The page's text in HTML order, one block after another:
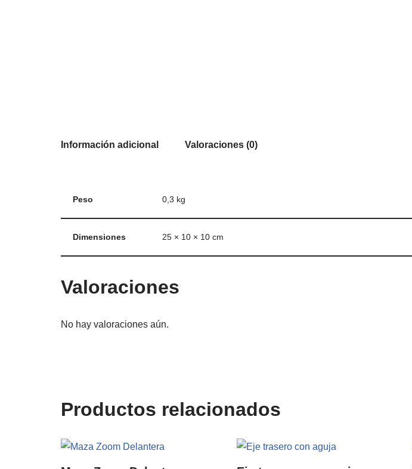
Información adicional Valoraciones (0)
Peso 0,3 kg
Dimensiones 25 × 10 × 10 cm
Valoraciones
No hay valoraciones aún.
Productos relacionados